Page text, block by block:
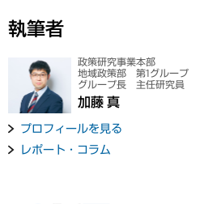
執筆者
政策研究事業本部
地域政策部 第1グループ
グループ長 主任研究員
加藤 真
プロフィールを見る
レポート・コラム